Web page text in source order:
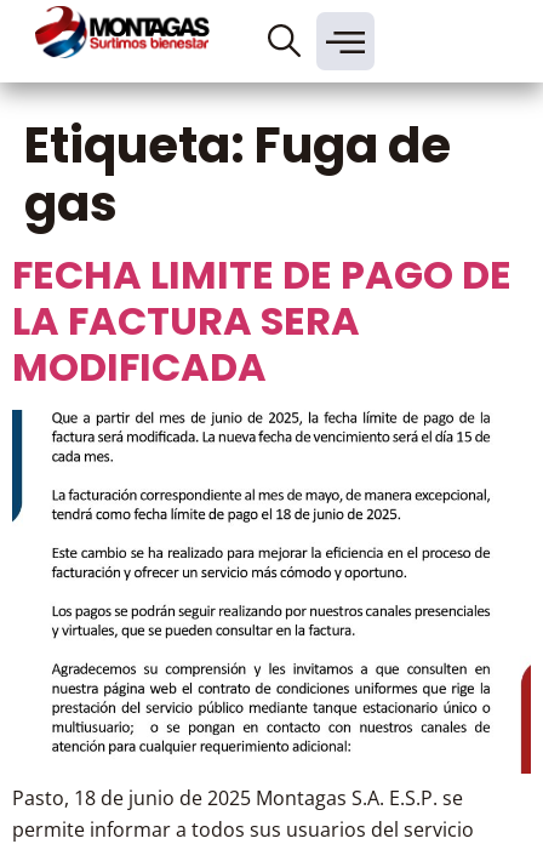
Etiqueta: Fuga de
gas
FECHA LIMITE DE PAGO DE
LA FACTURA SERA
MODIFICADA
Pasto, 18 de junio de 2025 Montagas S.A. E.S.P. se
permite informar a todos sus usuarios del servicio